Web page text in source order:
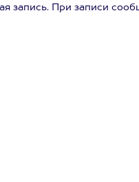
запись. При записи